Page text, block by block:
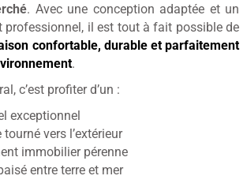
. Avec une conception adaptée et un
professionnel, il est tout à fait possible de
confortable, durable et parfaitement
.
c’est profiter d’un :
exceptionnel
vers l’extérieur
immobilier pérenne
entre terre et mer